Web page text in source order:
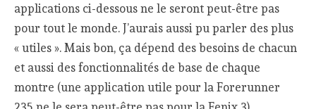
applications ci-dessous ne le seront peut-être pas
pour tout le monde. J’aurais aussi pu parler des plus
« utiles ». Mais bon, ça dépend des besoins de chacun
et aussi des fonctionnalités de base de chaque
montre (une application utile pour la Forerunner